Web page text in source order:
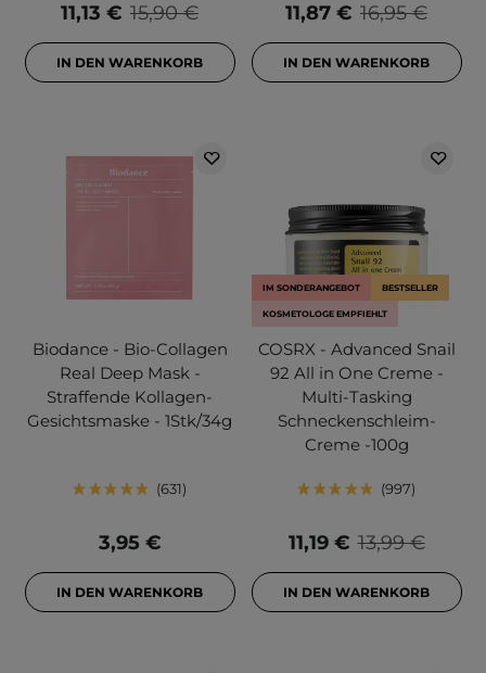
15,90 €
11,13 €
IN DEN WARENKORB
16,95 €
11,87 €
IN DEN WARENKORB
Biodance - Bio-Collagen
Real Deep Mask -
Straffende Kollagen-
Gesichtsmaske - 1Stk/34g
631
3,95 €
IN DEN WARENKORB
IM SONDERANGEBOT BESTSELLER
KOSMETOLOGE EMPFIEHLT
COSRX - Advanced Snail
92 All in One Creme -
Multi-Tasking
Schneckenschleim-
Creme -100g
997
13,99 €
11,19 €
IN DEN WARENKORB